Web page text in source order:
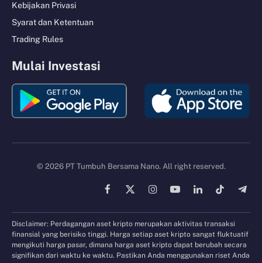
Kebijakan Privasi
Syarat dan Ketentuan
Trading Rules
Mulai Investasi
© 2026 PT Tumbuh Bersama Nano. All right reserved.
Facebook
X
InstagramYouTubeLinkedInTikTok
Disclaimer: Perdagangan aset kripto merupakan aktivitas transaksi
finansial yang berisiko tinggi. Harga setiap aset kripto sangat fluktuatif
mengikuti harga pasar, dimana harga aset kripto dapat berubah secara
signifikan dari waktu ke waktu. Pastikan Anda menggunakan riset Anda